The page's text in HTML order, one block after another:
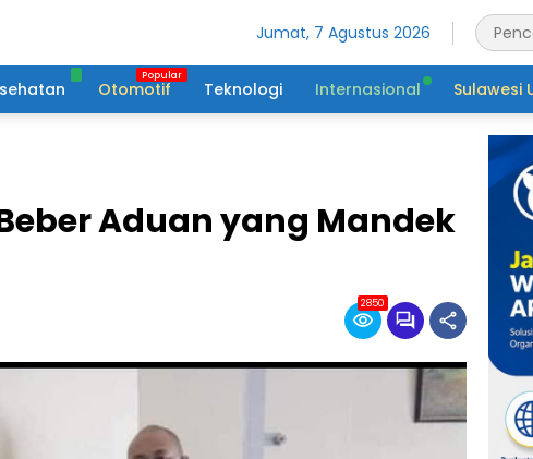
Jumat, 7 Agustus 2026
Otomotif Teknologi Internasional Sulawesi
Aduan yang Mandek
2850